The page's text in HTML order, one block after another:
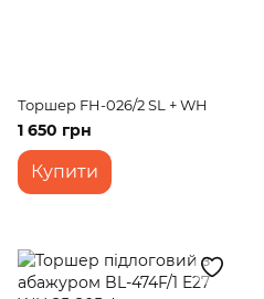
Торшер FH-026/2 SL + WH
1 650 грн
Купити